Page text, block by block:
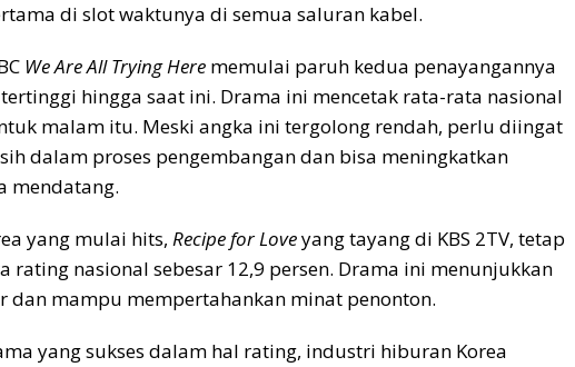
di slot waktunya di semua saluran kabel.
We Are All Trying Here memulai paruh kedua penayangannya
hingga saat ini. Drama ini mencetak rata-rata nasional
malam itu. Meski angka ini tergolong rendah, perlu diingat
dalam proses pengembangan dan bisa meningkatkan
mendatang.
yang mulai hits, Recipe for Loveyang tayang di KBS 2TV, tetap
rating nasional sebesar 12,9 persen. Drama ini menunjukkan
dan mampu mempertahankan minat penonton.
yang sukses dalam hal rating, industri hiburan Korea